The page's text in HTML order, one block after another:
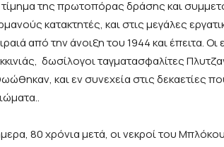
της πρωτοπόρας δράσης και
κατακτητές, και στις μεγάλες
από την άνοιξη του 1944 και έπειτα.
δωσίλογοι ταγματασφαλίτες
και εν συνεχεία στις δεκαετίες
80 χρόνια μετά, οι νεκροί του